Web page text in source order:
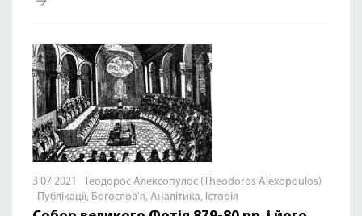
3 07 2021 Теодорос Алексопулос (Theodoros Alexopoulos)
Публікації, Богослов'я, Аналітика, Історія